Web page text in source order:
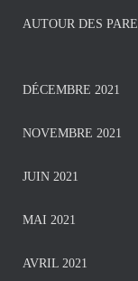
AUTOUR DES
DÉCEMBRE 2021
NOVEMBRE 2021
JUIN 2021
MAI 2021
AVRIL 2021